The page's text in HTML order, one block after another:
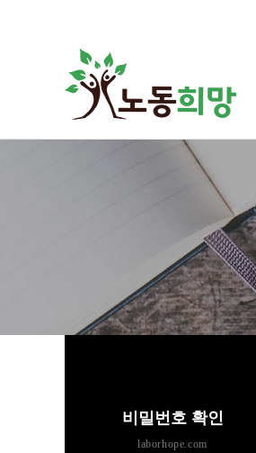
하위분류
비밀번호 확인
laborhope.com